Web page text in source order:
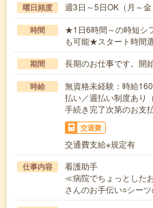
曜日頻度 週3日～5日OK（月～
時間
★1日6時間～の時短シ
も可能★スタート時間
期間 長期のお仕事です。
時給
無資格未経験：時給
払い／週払い制度あり
手続き完了次第のお支
交通費
交通費支給※規定有
仕事内容
看護助手
≪病院でちょっとした
さんのお手伝い○シー